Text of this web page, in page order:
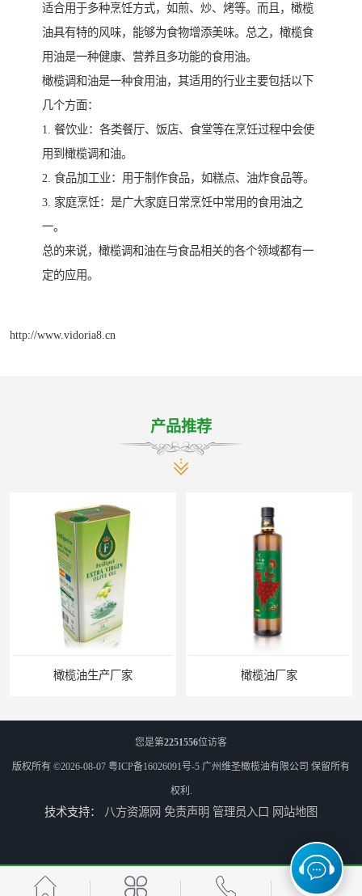
适合用于多种烹饪方式，如煎、炒、烤等。而且，橄榄
油具有特的风味，能够为食物增添美味。总之，橄榄食
用油是一种健康、营养且多功能的食用油。
橄榄调和油是一种食用油，其适用的行业主要包括以下
几个方面：
1. 餐饮业：各类餐厅、饭店、食堂等在烹饪过程中会使
用到橄榄调和油。
2. 食品加工业：用于制作食品，如糕点、油炸食品等。
3. 家庭烹饪：是广大家庭日常烹饪中常用的食用油之
一。
总的来说，橄榄调和油在与食品相关的各个领域都有一
定的应用。
http://www.vidoria8.cn
产品推荐
橄榄油厂家
天然橄榄油生产商 天然橄榄油
您是第2251556位访客
版权所有 ©2026-08-07 粤ICP备16026091号-5 广州维圣橄榄油有限公司 保留所有
权利.
技术支持： 八方资源网 免责声明 管理员入口 网站地图